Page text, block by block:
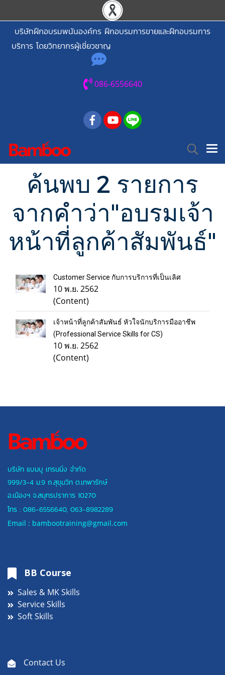
บริษัทฝึกอบรมพนันองค์กร ฝึกอบรมการขายและฝึกอบรมการ
บริการ โดยวิทยากรผู้เชี่ยวชาญ
086-6556640
ค้นพบ 2 รายการ
จากคำว่า"อบรมเจ้า
หน้าที่ลูกค้าสัมพันธ์"
Customer Service กับการบริการที่เป็นเลิศ
10 พ.ย. 2562
(Content)
เจ้าหน้าที่ลูกค้าสัมพันธ์ หัวใจนักบริการมืออาชีพ
(Professional Service Skills for CS)
10 พ.ย. 2562
(Content)
บริษัท แบมบู เทรนนิ่ง จำกัด
999/3-4 ม.9 ถ.สุขุมวิท ต.เทพารักษ์
อ.เมืองฯ จ.สมุทรปราการ 10270
โทร : 086-6556640, 063-8982289
Email : bambootraining@gmail.com
BB Course
Sales & MK Skills
Service Skills
Soft Skills
Contact Us